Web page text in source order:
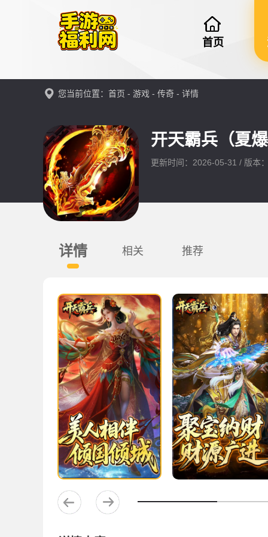
首页
您当前位置： 首页 - 游戏 - 传奇 - 详情
开天霸兵（夏
更新时间：2026-05-31 / 版本
详情 相关 推荐